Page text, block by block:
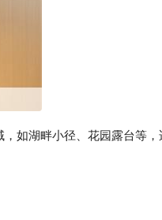
如湖畔小径、花园露台等，